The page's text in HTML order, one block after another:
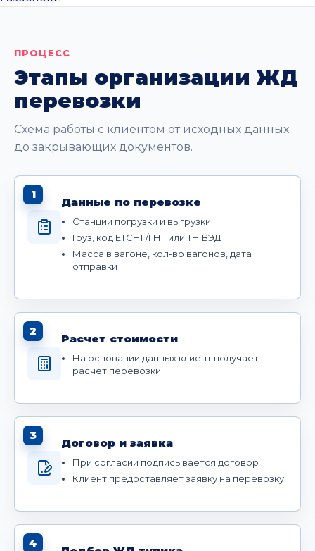
ПРОЦЕСС
Этапы организации ЖД
перевозки
Схема работы с клиентом от исходных данных
до закрывающих документов.
1
Данные по перевозке
Станции погрузки и выгрузки
Груз, код ЕТСНГ/ГНГ или ТН ВЭД
Масса в вагоне, кол-во вагонов, дата
отправки
2
Расчет стоимости
На основании данных клиент получает
расчет перевозки
3
Договор и заявка
При согласии подписывается договор
Клиент предоставляет заявку на перевозку
4